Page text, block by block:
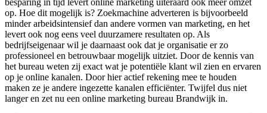
op. Hoe dit mogelijk is? Zoekmachine adverteren is bijvoorbeeld
minder arbeidsintensief dan andere vormen van marketing, en het
levert ook nog eens veel duurzamere resultaten op. Als
bedrijfseigenaar wil je daarnaast ook dat je organisatie er zo
professioneel en betrouwbaar mogelijk uitziet. Door de kennis van
het bureau weten zij exact wat je potentiële klant wil zien en ervaren
op je online kanalen. Door hier actief rekening mee te houden
maken ze je andere ingezette kanalen efficiënter. Twijfel dus niet
langer en zet nu een online marketing bureau Brandwijk in.